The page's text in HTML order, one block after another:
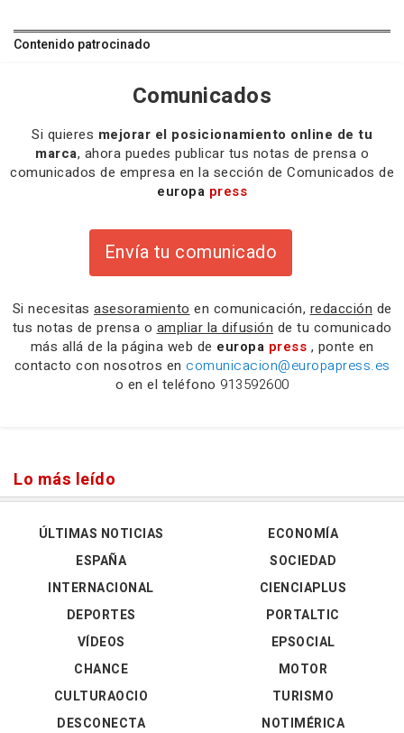
Contenido patrocinado
Comunicados
Si quieres mejorar el posicionamiento online de tu
marca, ahora puedes publicar tus notas de prensa o
comunicados de empresa en la sección de Comunicados de
europa press
Envía tu comunicado
Si necesitas asesoramiento en comunicación, redacción de
tus notas de prensa o ampliar la difusión de tu comunicado
más allá de la página web de europa press , ponte en
contacto con nosotros en comunicacion@europapress.es
o en el teléfono 913592600
Lo más leído
ÚLTIMAS NOTICIAS
ESPAÑA
INTERNACIONAL
DEPORTES
VÍDEOS
ECONOMÍA
SOCIEDAD
CIENCIAPLUS
PORTALTIC
EPSOCIAL
CHANCE
CULTURAOCIO
DESCONECTA
MOTOR
TURISMO
NOTIMÉRICA